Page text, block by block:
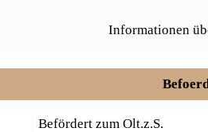
Informationen
Befördert zum Olt.z.S.